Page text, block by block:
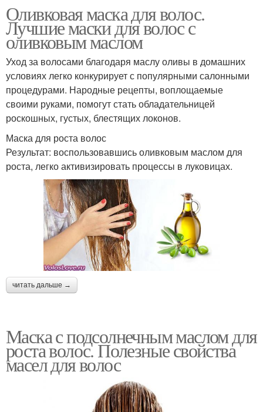
Оливковая маска для волос.
Лучшие маски для волос с
оливковым маслом
Уход за волосами благодаря маслу оливы в домашних
условиях легко конкурирует с популярными салонными
процедурами. Народные рецепты, воплощаемые
своими руками, помогут стать обладательницей
роскошных, густых, блестящих локонов.
Маска для роста волос
Результат: воспользовавшись оливковым маслом для
роста, легко активизировать процессы в луковицах.
читать дальше →
Маска с подсолнечным маслом для
роста волос. Полезные свойства
масел для волос